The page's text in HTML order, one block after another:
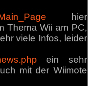
hier
Thema Wii am PC,
viele Infos, leider
ein sehr
mit der Wiimote